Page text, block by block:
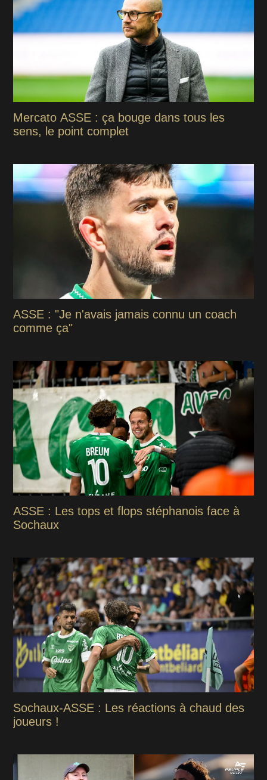
Mercato ASSE : ça bouge dans tous les
sens, le point complet
ASSE : "Je n'avais jamais connu un coach
comme ça"
ASSE : Les tops et flops stéphanois face à
Sochaux
Sochaux-ASSE : Les réactions à chaud des
joueurs !